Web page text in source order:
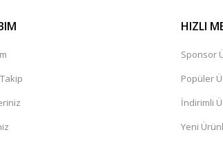
HIZLI
Sponsor
Popüler
İndirimli
Yeni